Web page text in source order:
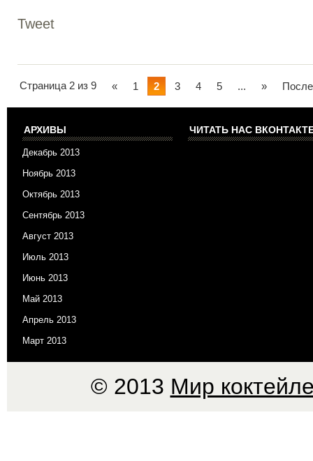
Tweet
Страница 2 из 9 « 1 2 3 4 5 ... »
АРХИВЫ
Декабрь 2013
Ноябрь 2013
Октябрь 2013
Сентябрь 2013
Август 2013
Июль 2013
Июнь 2013
Май 2013
Апрель 2013
Март 2013
ЧИТАТЬ НАС
© 2013 Мир